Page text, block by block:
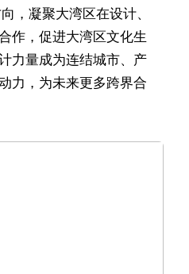
，凝聚大湾区在设计、
作，促进大湾区文化生
力量成为连结城市、产
力，为未来更多跨界合